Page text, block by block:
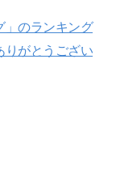
」のランキング
りがとうござい